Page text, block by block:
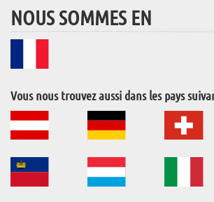
NOUS SOMMES EN
Vous nous trouvez aussi dans les pays